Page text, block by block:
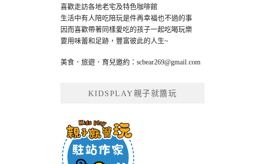
喜歡走訪各地老宅及特色咖啡館
生活中有人陪吃陪玩是件再幸福也不過的事
因而喜歡帶著同樣愛吃的孩子一起吃喝玩樂
要用味蕾和足跡，豐富彼此的人生~
美食．旅遊．育兒邀約：scbear269@gmail.com
KIDSPLAY親子就醬玩